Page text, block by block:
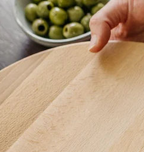
clients nous attribuent une note
quelques étapes – avec son